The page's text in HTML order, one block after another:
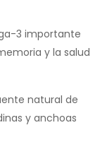
3 importante
y la salud
natural de
y anchoas